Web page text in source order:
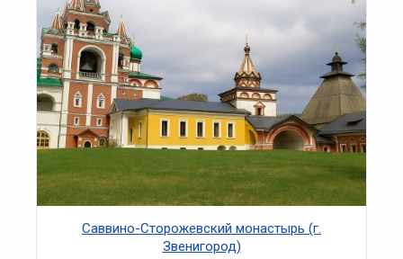
Саввино-Сторожевский монастырь (г.
Звенигород)